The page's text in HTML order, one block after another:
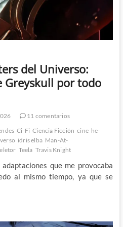
del Universo:
Greyskull por todo
11 comentarios
Ci-Fi Ciencia Ficción cine he-
idris elba Man-At-
Teela Travis Knight
que me provocaba
al mismo tiempo, ya que se